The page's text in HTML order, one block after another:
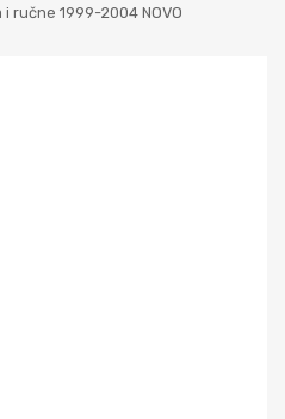
ručne 1999-2004 NOVO